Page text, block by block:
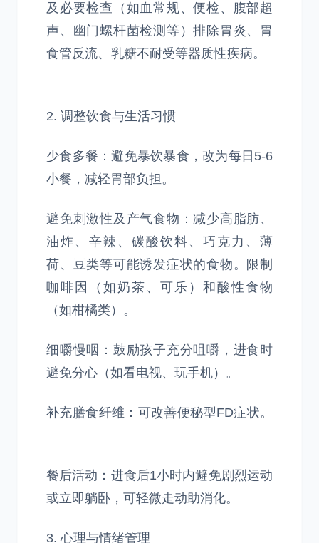
及必要检查（如血常规、便检、腹部超
声、幽门螺杆菌检测等）排除胃炎、胃
食管反流、乳糖不耐受等器质性疾病。
2. 调整饮食与生活习惯
少食多餐：避免暴饮暴食，改为每日5-6
小餐，减轻胃部负担。
避免刺激性及产气食物：减少高脂肪、
油炸、辛辣、碳酸饮料、巧克力、薄
荷、豆类等可能诱发症状的食物。限制
咖啡因（如奶茶、可乐）和酸性食物
（如柑橘类）。
细嚼慢咽：鼓励孩子充分咀嚼，进食时
避免分心（如看电视、玩手机）。
补充膳食纤维：可改善便秘型FD症状。
餐后活动：进食后1小时内避免剧烈运动
或立即躺卧，可轻微走动助消化。
3. 心理与情绪管理